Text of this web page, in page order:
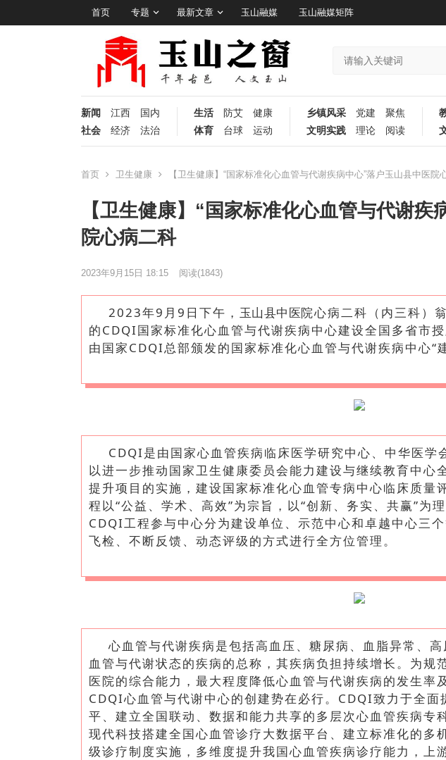
首页 专题 最新文章 玉山融媒 玉山融媒矩阵
新闻 江西
国内
社会
经济 法治
生活 防艾
健康
体育
台球 运动
乡镇风采 党建
聚焦
文明实践
理论 阅读
首页 卫生健康 【卫生健康】“国家标准化心血管与代谢疾病中心”落户玉山县中医院
【卫生健康】“国家标准化心血管与代谢疾
院心病二科
2023年9月15日 18:15 阅读(1843)
2023年9月9日下午， 玉山县中医院心病二科（内三科）
的CDQI国家标准化心血管与代谢疾病中心建设全国多省市
由国家CDQI总部颁发的国家标准化心血管与代谢疾病中心“
CDQI是由国家心血管疾病临床医学研究中心、中华医学
以进一步推动国家卫生健康委员会能力建设与继续教育中心
提升项目的实施，建设国家标准化心血管专病中心临床质量
程以“公益、学术、高效”为宗旨，以“创新、务实、共赢”为
CDQI工程参与中心分为建设单位、示范中心和卓越中心三
飞检、不断反馈、动态评级的方式进行全方位管理。
心血管与代谢疾病是包括高血压、糖尿病、血脂异常、
血管与代谢状态的疾病的总称，其疾病负担持续增长。为规
医院的综合能力，最大程度降低心血管与代谢疾病的发生率
CDQI心血管与代谢中心的创建势在必行。CDQI致力于全面
平、建立全国联动、数据和能力共享的多层次心血管疾病专
现代科技搭建全国心血管诊疗大数据平台、建立标准化的多
级诊疗制度实施，多维度提升我国心血管疾病诊疗能力，上